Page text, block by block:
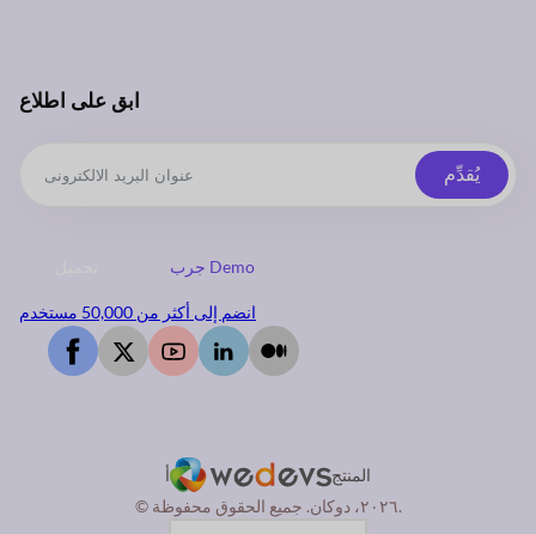
ابق على اطلاع
يُقدِّم
جرب Demo
انضم إلى أكثر من 50,000 مستخدم
أ
المنتج
© ٢٠٢٦، دوكان. جميع الحقوق محفوظة.